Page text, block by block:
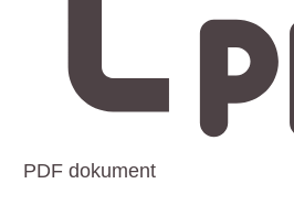
PDF dokument